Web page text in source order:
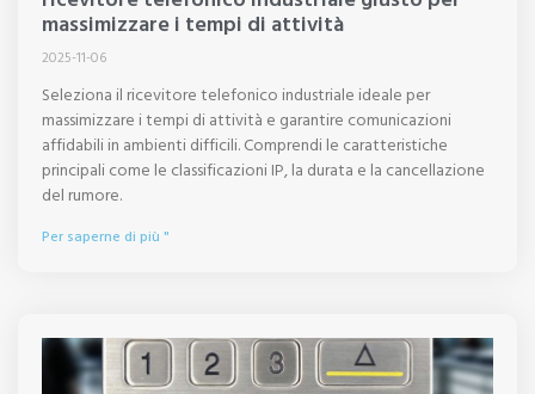
massimizzare i tempi di attività
2025-11-06
Seleziona il ricevitore telefonico industriale ideale per
massimizzare i tempi di attività e garantire comunicazioni
affidabili in ambienti difficili. Comprendi le caratteristiche
principali come le classificazioni IP, la durata e la cancellazione
del rumore.
Per saperne di più "